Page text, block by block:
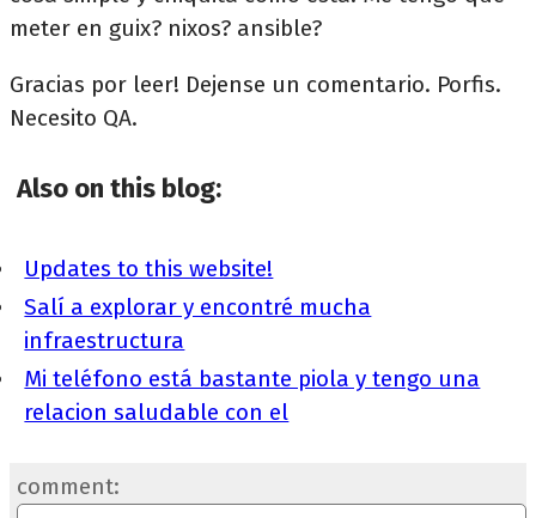
meter en guix? nixos? ansible?
Gracias por leer! Dejense un comentario. Porfis.
Necesito QA.
Also on this blog:
Updates to this website!
Salí a explorar y encontré mucha
infraestructura
Mi teléfono está bastante piola y tengo una
relacion saludable con el
comment: